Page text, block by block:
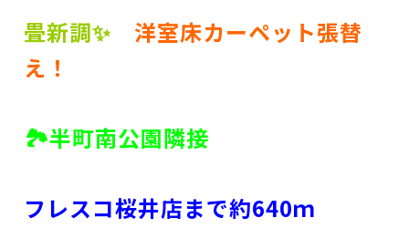
畳新調✨ 洋室床カーペット張替
え！
🏞半町南公園隣接
フレスコ桜井店まで約640ｍ